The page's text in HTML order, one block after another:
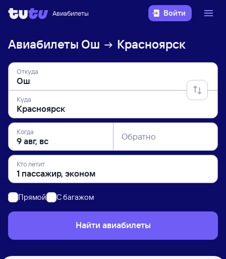
Авиабилеты Войти
Авиабилеты Ош Красноярск
Откуда
Куда
Когда Обратно
Кто летит
Прямой C багажом
Найти авиабилеты